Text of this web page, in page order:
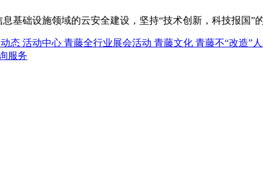
基础设施领域的云安全建设，坚持“技术创新，科技报国”
态 活动中心 青藤全行业展会活动 青藤文化 青藤不“改造”
服务